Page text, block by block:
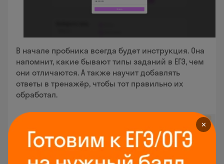
В начале пробника всегда будет инструкция. Она
напомнит, какие бывают типы заданий в ЕГЭ, чем
они отличаются. А также научит добавлять
ответы в тренажёр, чтобы тот правильно их
обработал.
✕